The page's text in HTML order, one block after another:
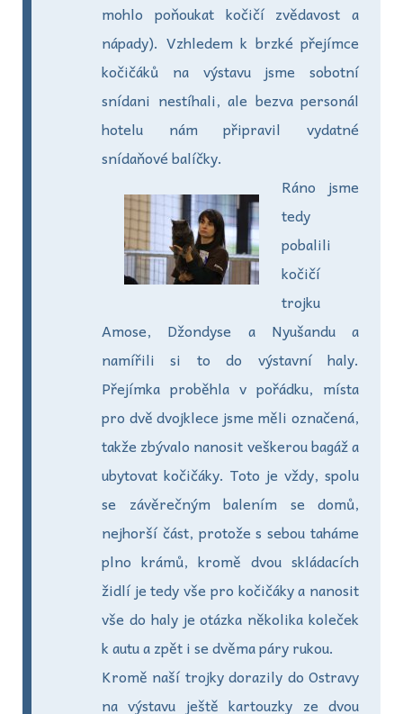
mohlo poňoukat kočičí zvědavost a
nápady). Vzhledem k brzké přejímce
kočičáků na výstavu jsme sobotní
snídani nestíhali, ale bezva personál
hotelu nám připravil vydatné
snídaňové balíčky.
Ráno jsme
tedy
pobalili
kočičí
trojku
Amose, Džondyse a Nyušandu a
namířili si to do výstavní haly.
Přejímka proběhla v pořádku, místa
pro dvě dvojklece jsme měli označená,
takže zbývalo nanosit veškerou bagáž a
ubytovat kočičáky. Toto je vždy, spolu
se závěrečným balením se domů,
nejhorší část, protože s sebou taháme
plno krámů, kromě dvou skládacích
židlí je tedy vše pro kočičáky a nanosit
vše do haly je otázka několika koleček
k autu a zpět i se dvěma páry rukou.
Kromě naší trojky dorazily do Ostravy
na výstavu ještě kartouzky ze dvou